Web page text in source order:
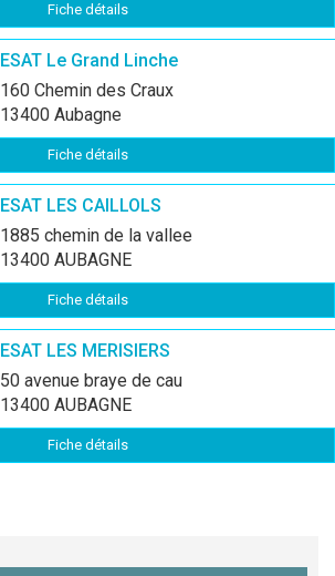
Fiche détails
ESAT Le Grand Linche
160 Chemin des Craux
13400 Aubagne
Fiche détails
ESAT LES CAILLOLS
1885 chemin de la vallee
13400 AUBAGNE
Fiche détails
ESAT LES MERISIERS
50 avenue braye de cau
13400 AUBAGNE
Fiche détails